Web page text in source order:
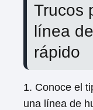
Trucos
línea
rápido
1. Conoce el
una línea de